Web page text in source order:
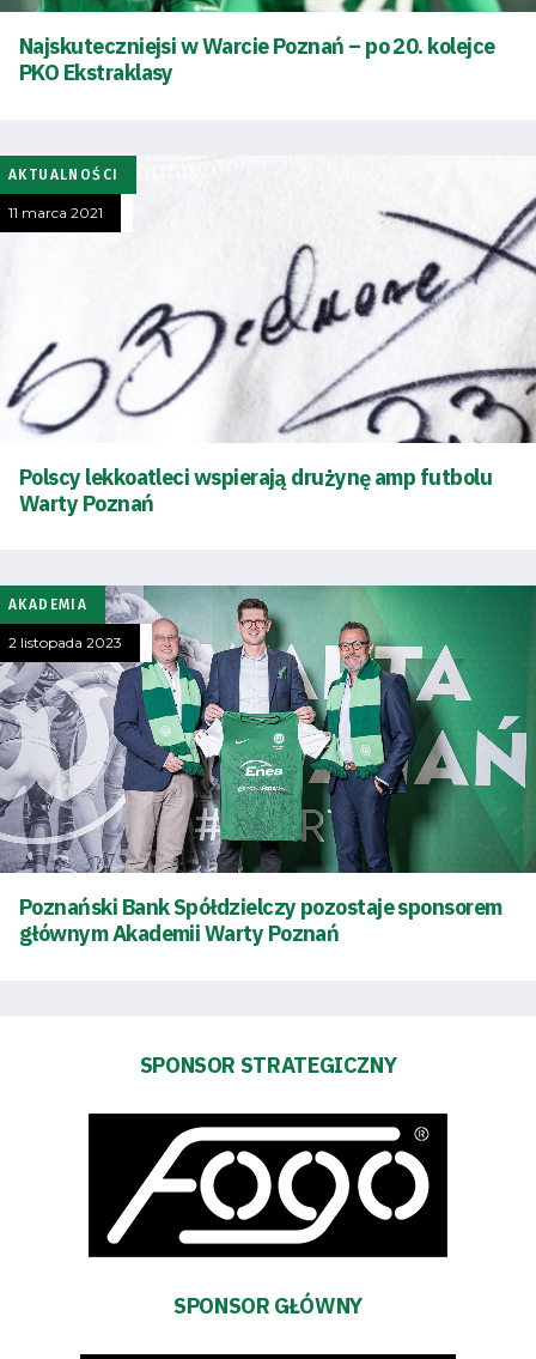
Tryb
Dostępność
SEARCH
FOR:
Search Button
Klub
Tabela
Kontakt
Pierwszy
zespół
Najskuteczniejsi w Warcie Poznań – po 20. kolejce
PKO Ekstraklasy
AKTUALNOŚCI
11 marca 2021
Polscy lekkoatleci wspierają drużynę amp futbolu
Warty Poznań
AKADEMIA
2 listopada 2023
Poznański Bank Spółdzielczy pozostaje sponsorem
głównym Akademii Warty Poznań
SPONSOR STRATEGICZNY
SPONSOR GŁÓWNY